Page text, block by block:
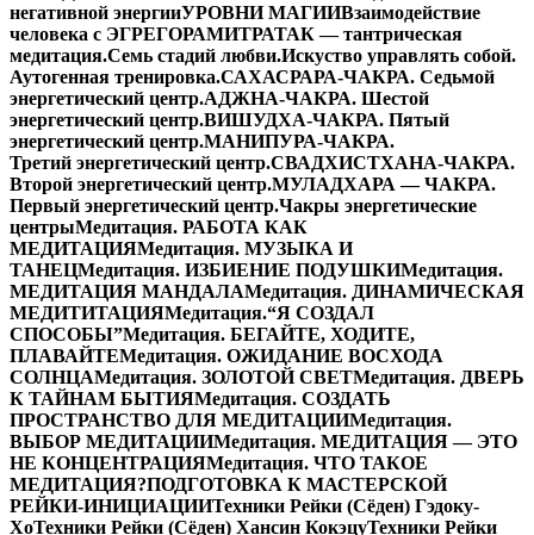
негативной энергииУРОВНИ МАГИИВзаимодействие
человека с ЭГРЕГОРАМИТРАТАК — тантрическая
медитация.Семь стадий любви.Искуство управлять собой.
Аутогенная тренировка.САХАСРАРА-ЧАКРА. Седьмой
энергетический центр.АДЖНА-ЧАКРА. Шестой
энергетический центр.ВИШУДХА-ЧАКРА. Пятый
энергетический центр.МАНИПУРА-ЧАКРА.
Третий энергетический центр.СВАДХИСТХАНА-ЧАКРА.
Второй энергетический центр.МУЛАДХАРА — ЧАКРА.
Первый энергетический центр.Чакры энергетические
центрыМедитация. РАБОТА КАК
МЕДИТАЦИЯМедитация. МУЗЫКА И
ТАНЕЦМедитация. ИЗБИЕНИЕ ПОДУШКИМедитация.
МЕДИТАЦИЯ МАНДАЛАМедитация. ДИНАМИЧЕСКАЯ
МЕДИТИТАЦИЯМедитация.“Я СОЗДАЛ
СПОСОБЫ”Медитация. БЕГАЙТЕ, ХОДИТЕ,
ПЛАВАЙТЕМедитация. ОЖИДАНИЕ ВОСХОДА
СОЛНЦАМедитация. ЗОЛОТОЙ СВЕТМедитация. ДВЕРЬ
К ТАЙНАМ БЫТИЯМедитация. СОЗДАТЬ
ПРОСТРАНСТВО ДЛЯ МЕДИТАЦИИМедитация.
ВЫБОР МЕДИТАЦИИМедитация. МЕДИТАЦИЯ — ЭТО
НЕ КОНЦЕНТРАЦИЯМедитация. ЧТО ТАКОЕ
МЕДИТАЦИЯ?ПОДГОТОВКА К МАСТЕРСКОЙ
РЕЙКИ-ИНИЦИАЦИИТехники Рейки (Сёден) Гэдоку-
ХоТехники Рейки (Сёден) Хансин КокэцуТехники Рейки